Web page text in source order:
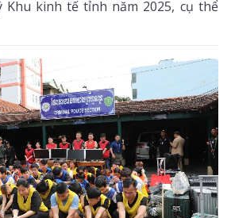
Khu kinh tế tỉnh năm 2025, cụ thể